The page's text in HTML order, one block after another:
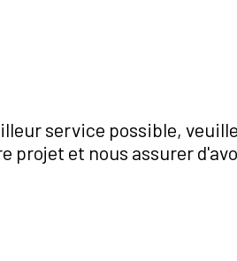
service possible,
projet et nous assurer